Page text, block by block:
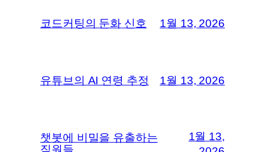
코드커팅의 둔화 신호 1월 13, 2026
유튜브의 AI 연령 추정 1월 13, 2026
챗봇에 비밀을 유출하는
직원들
1월 13,